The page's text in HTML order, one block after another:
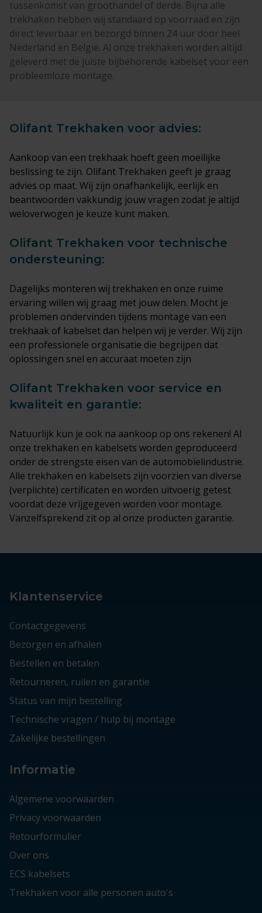
tussenkomst van groothandel of derde. Bijna alle
trekhaken hebben wij standaard op voorraad en zijn
direct leverbaar en bezorgd binnen 24 uur door heel
Nederland en België. Al onze trekhaken worden altijd
geleverd met de juiste bijbehorende kabelset voor een
probleemloze montage.
Olifant Trekhaken voor advies:
Aankoop van een trekhaak hoeft geen moeilijke
beslissing te zijn. Olifant Trekhaken geeft je graag
advies op maat. Wij zijn onafhankelijk, eerlijk en
beantwoorden vakkundig jouw vragen zodat je altijd
weloverwogen je keuze kunt maken.
Olifant Trekhaken voor technische
ondersteuning:
Dagelijks monteren wij trekhaken en onze ruime
ervaring willen wij graag met jouw delen. Mocht je
problemen ondervinden tijdens montage van een
trekhaak of kabelset dan helpen wij je verder. Wij zijn
een professionele organisatie die begrijpen dat
oplossingen snel en accuraat moeten zijn
Olifant Trekhaken voor service en
kwaliteit en garantie:
Natuurlijk kun je ook na aankoop op ons rekenen! Al
onze trekhaken en kabelsets worden geproduceerd
onder de strengste eisen van de automobielindustrie.
Alle trekhaken en kabelsets zijn voorzien van diverse
(verplichte) certificaten en worden uitvoerig getest
voordat deze vrijgegeven worden voor montage.
Vanzelfsprekend zit op al onze producten garantie.
Klantenservice
Contactgegevens
Bezorgen en afhalen
Bestellen en betalen
Retourneren, ruilen en garantie
Status van mijn bestelling
Technische vragen / hulp bij montage
Zakelijke bestellingen
Informatie
Algemene voorwaarden
Privacy voorwaarden
Retourformulier
Over ons
ECS kabelsets
Trekhaken voor alle personen auto's